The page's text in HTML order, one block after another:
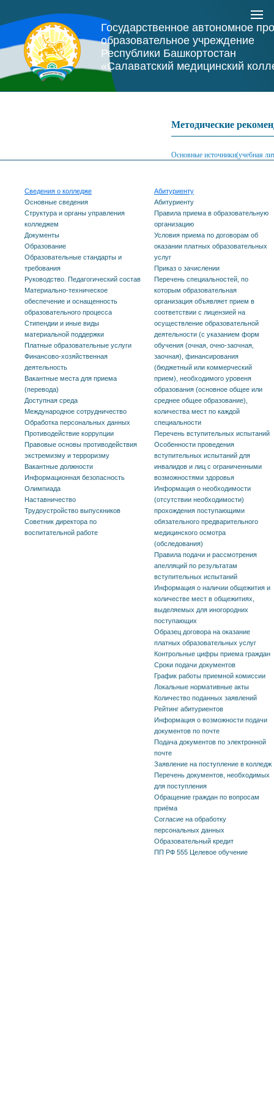
Государственное автономное
образовательное учреждение
Республики Башкортостан
«Салаватский медицинский
Методические
Основные источники(учебная
Сведения о колледже
Основные сведения
Структура и органы управления
колледжем
Документы
Образование
Образовательные стандарты и
требования
Руководство. Педагогический состав
Материально-техническое
обеспечение и оснащенность
образовательного процесса
Стипендии и иные виды
материальной поддержки
Платные образовательные услуги
Финансово-хозяйственная
деятельность
Вакантные места для приема
(перевода)
Доступная среда
Международное сотрудничество
Обработка персональных данных
Противодействие коррупции
Правовые основы противодействия
экстремизму и терроризму
Вакантные должности
Информационная безопасность
Олимпиада
Наставничество
Трудоустройство выпускников
Советник директора по
воспитательной работе
Абитуриенту
Абитуриенту
Правила приема в образовательную
организацию
Условия приема по договорам об
оказании платных образовательных
услуг
Приказ о зачислении
Перечень специальностей, по
которым образовательная
организация объявляет прием в
соответствии с лицензией на
осуществление образовательной
деятельности (с указанием форм
обучения (очная, очно-заочная,
заочная), финансирования
(бюджетный или коммерческий
прием), необходимого уровеня
образования (основное общее или
среднее общее образование),
количества мест по каждой
специальности
Перечень вступительных испытаний
Особенности проведения
вступительных испытаний для
инвалидов и лиц с ограниченными
возможностями здоровья
Информация о необходимости
(отсутствии необходимости)
прохождения поступающими
обязательного предварительного
медицинского осмотра
(обследования)
Правила подачи и рассмотрения
апелляций по результатам
вступительных испытаний
Информация о наличии общежития и
количестве мест в общежитиях,
выделяемых для иногородних
поступающих
Образец договора на оказание
платных образовательных услуг
Контрольные цифры приема граждан
Сроки подачи документов
График работы приемной комиссии
Локальные нормативные акты
Количество поданных заявлений
Рейтинг абитуриентов
Информация о возможности подачи
документов по почте
Подача документов по электронной
почте
Заявление на поступление в колледж
Перечень документов, необходимых
для поступления
Обращение граждан по вопросам
приёма
Согласие на обработку
персональных данных
Образовательный кредит
ПП РФ 555 Целевое обучение